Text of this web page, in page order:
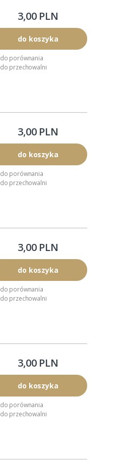
3,00 PLN
do koszyka
do porównania
do przechowalni
3,00 PLN
do koszyka
do porównania
do przechowalni
3,00 PLN
do koszyka
do porównania
do przechowalni
3,00 PLN
do koszyka
do porównania
do przechowalni